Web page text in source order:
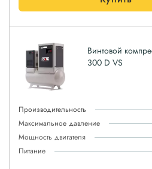
Винтовой
300 D VS
Производительность
Максимальное давление
Мощность двигателя
Питание